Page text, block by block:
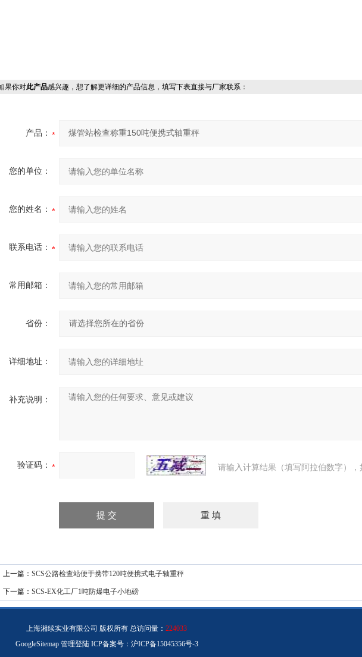
你对此产品感兴趣，想了解更详细的产品信息，填写下表直接与厂家联系：
产品：
您的单位：
您的姓名：
联系电话：
常用邮箱：
省份：
详细地址：
补充说明：
验证码： 请输入计算结果（填写阿拉伯数字），
上一篇： SCS公路检查站便于携带120吨便携式电子轴重秤
下一篇： SCS-EX化工厂1吨防爆电子小地磅
上海湘续实业有限公司 版权所有 总访问量： 224033
GoogleSitemap 管理登陆ICP备案号： 沪ICP备15045356号-3